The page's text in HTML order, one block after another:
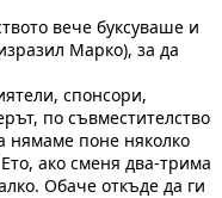
вече буксуваше и
Марко), за да
спонсори,
по съвместителство
нямаме поне няколко
ако сменя два-трима
Обаче откъде да ги